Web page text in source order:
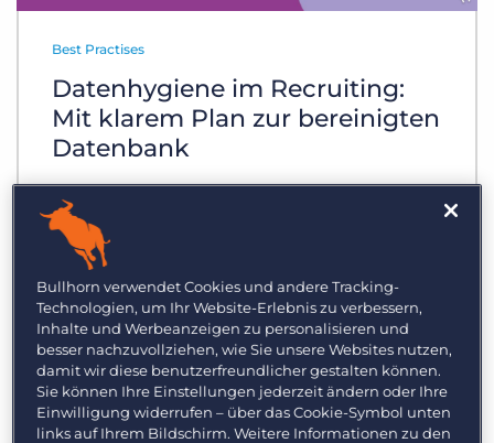
Best Practises
Datenhygiene im Recruiting:
Mit klarem Plan zur bereinigten
Datenbank
Die Betreffzeile Ihrer E-Mail an
Bewerbende vermittelt einen
entscheidenden ersten Eindruck. Lesen
Sie diese fünf Tipps, wie Sie effektive
Personal- und Recruiting-Mails schreiben
können.
Bullhorn verwendet Cookies und andere Tracking-
Technologien, um Ihr Website-Erlebnis zu verbessern,
Inhalte und Werbeanzeigen zu personalisieren und
besser nachzuvollziehen, wie Sie unsere Websites nutzen,
damit wir diese benutzerfreundlicher gestalten können.
Sie können Ihre Einstellungen jederzeit ändern oder Ihre
Einwilligung widerrufen – über das Cookie-Symbol unten
links auf Ihrem Bildschirm. Weitere Informationen zu den